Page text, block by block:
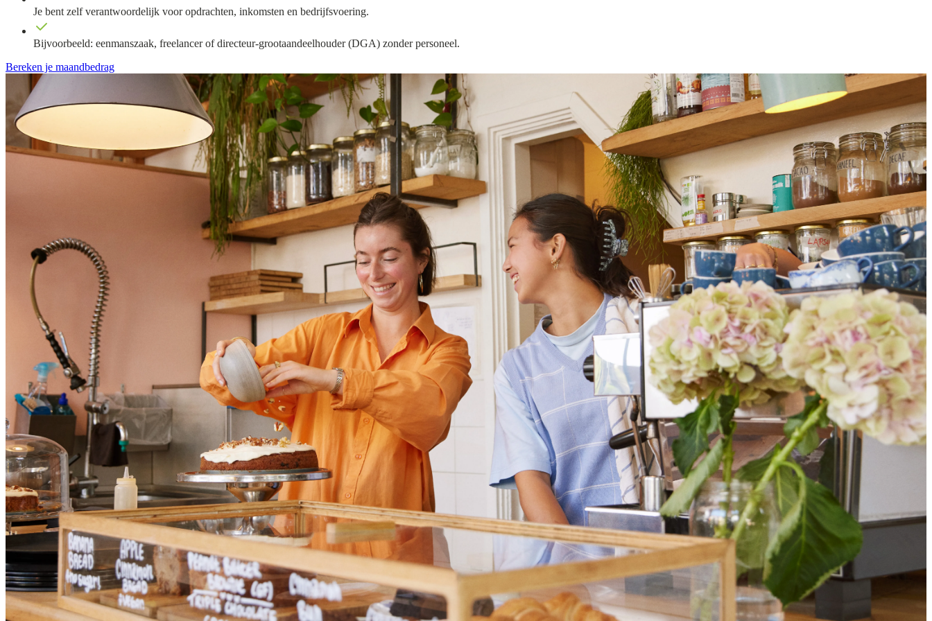
Je bent zelf verantwoordelijk voor opdrachten, inkomsten en bedrijfsvoering.
Bijvoorbeeld: eenmanszaak, freelancer of directeur-grootaandeelhouder (DGA) zonder personeel.
Bereken je maandbedrag